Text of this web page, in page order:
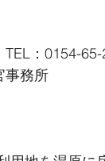
：0154-
事務所